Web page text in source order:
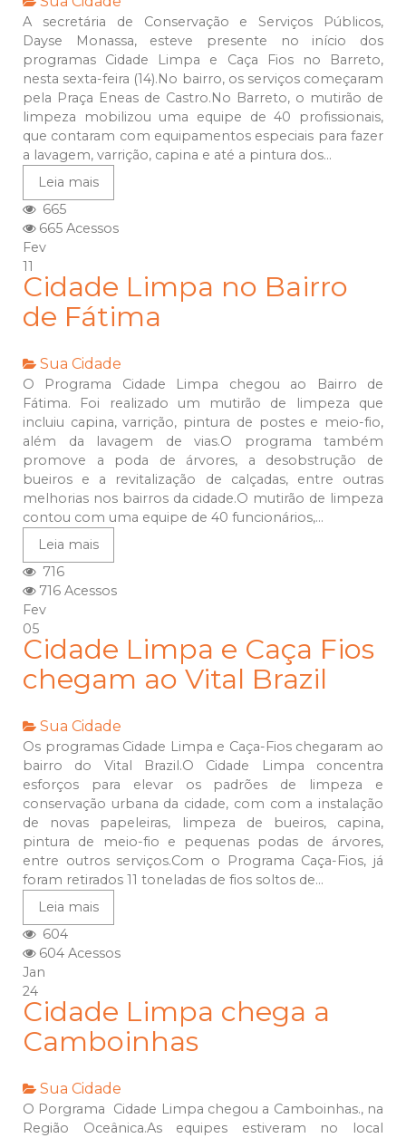
A secretária de Conservação e Serviços Públicos,
Dayse Monassa, esteve presente no início dos
programas Cidade Limpa e Caça Fios no Barreto,
nesta sexta-feira (14).No bairro, os serviços começaram
pela Praça Eneas de Castro.No Barreto, o mutirão de
limpeza mobilizou uma equipe de 40 profissionais,
que contaram com equipamentos especiais para fazer
a lavagem, varrição, capina e até a pintura dos...
Leia mais
665
665 Acessos
Fev
11
Cidade Limpa no Bairro
de Fátima
Sua Cidade
O Programa Cidade Limpa chegou ao Bairro de
Fátima. Foi realizado um mutirão de limpeza que
incluiu capina, varrição, pintura de postes e meio-fio,
além da lavagem de vias.O programa também
promove a poda de árvores, a desobstrução de
bueiros e a revitalização de calçadas, entre outras
melhorias nos bairros da cidade.O mutirão de limpeza
contou com uma equipe de 40 funcionários,...
Leia mais
716
716 Acessos
Fev
05
Cidade Limpa e Caça Fios
chegam ao Vital Brazil
Sua Cidade
Os programas Cidade Limpa e Caça-Fios chegaram ao
bairro do Vital Brazil.O Cidade Limpa concentra
esforços para elevar os padrões de limpeza e
conservação urbana da cidade, com com a instalação
de novas papeleiras, limpeza de bueiros, capina,
pintura de meio-fio e pequenas podas de árvores,
entre outros serviços.Com o Programa Caça-Fios, já
foram retirados 11 toneladas de fios soltos de...
Leia mais
604
604 Acessos
Jan
24
Cidade Limpa chega a
Camboinhas
Sua Cidade
O Porgrama Cidade Limpa chegou a Camboinhas., na
Região Oceânica.As equipes estiveram no local